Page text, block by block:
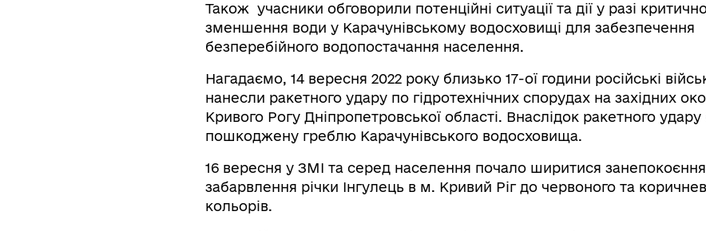
Також учасники обговорили потенційні ситуації та дії у разі
зменшення води у Карачунівському водосховищі для забезпечення
безперебійного водопостачання населення.
Нагадаємо, 14 вересня 2022 року близько 17-ої години російські
нанесли ракетного удару по гідротехнічних спорудах на західних
Кривого Рогу Дніпропетровської області. Внаслідок ракетного удару
пошкоджену греблю Карачунівського водосховища.
16 вересня у ЗМІ та серед населення почало ширитися
забарвлення річки Інгулець в м. Кривий Ріг до червоного та
кольорів.